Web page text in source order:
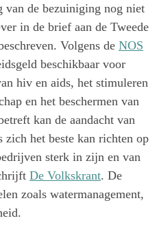
de bezuiniging nog niet
in de brief aan de Tweede
Volgens de NOS
beschikbaar voor
hiv en aids, het stimuleren
en het beschermen van
kan de aandacht van
zich het beste kan richten op
sterk in zijn en van
De Volkskrant. De
zoals watermanagement,